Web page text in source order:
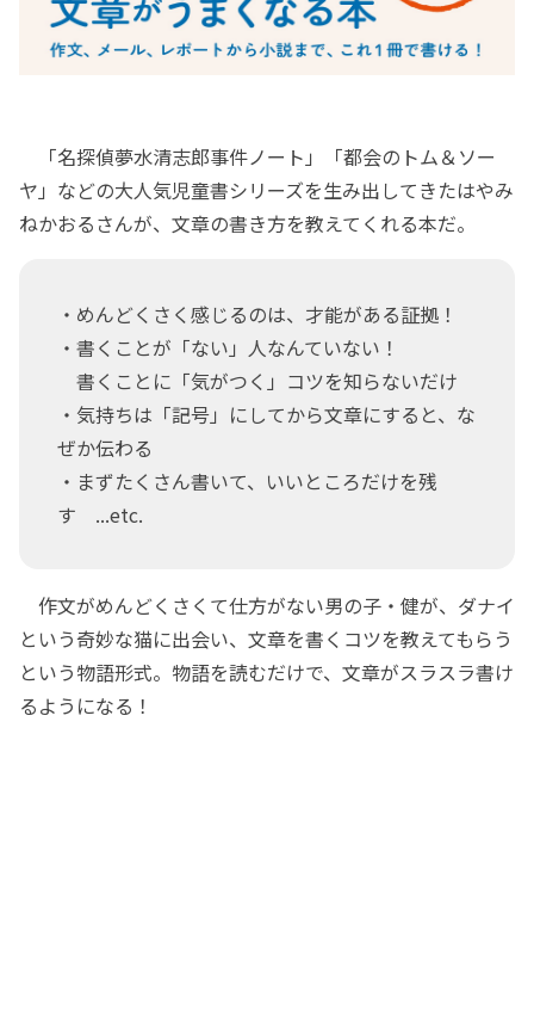
「名探偵夢水清志郎事件ノート」「都会のトム＆ソー
ヤ」などの大人気児童書シリーズを生み出してきたはやみ
ねかおるさんが、文章の書き方を教えてくれる本だ。
・めんどくさく感じるのは、才能がある証拠！
・書くことが「ない」人なんていない！
書くことに「気がつく」コツを知らないだけ
・気持ちは「記号」にしてから文章にすると、な
ぜか伝わる
・まずたくさん書いて、いいところだけを残
す ...etc.
作文がめんどくさくて仕方がない男の子・健が、ダナイ
という奇妙な猫に出会い、文章を書くコツを教えてもらう
という物語形式。物語を読むだけで、文章がスラスラ書け
るようになる！